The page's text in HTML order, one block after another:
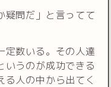
疑問だ」と言ってて
定数いる。その人達
いうのが成功できる
る人の中から出てく